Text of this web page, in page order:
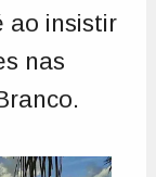
ao insistir
nas